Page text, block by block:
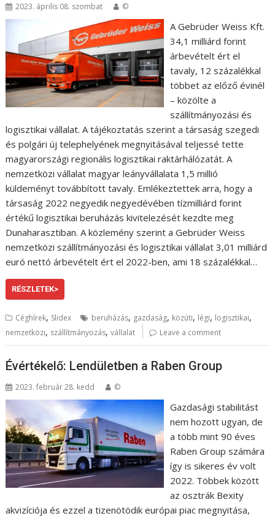
2023. április 08. szombat ©
A Gebrüder Weiss Kft.
34,1 milliárd forint
árbevételt ért el
tavaly, 12 százalékkal
többet az előző évinél
– közölte a
szállítmányozási és
logisztikai vállalat. A tájékoztatás szerint a társaság szegedi
és polgári új telephelyének megnyitásával teljessé tette
magyarországi regionális logisztikai raktárhálózatát. A
nemzetközi vállalat magyar leányvállalata 1,5 millió
küldeményt továbbított tavaly. Emlékeztettek arra, hogy a
társaság 2022 negyedik negyedévében tízmilliárd forint
értékű logisztikai beruházás kivitelezését kezdte meg
Dunaharasztiban. A közlemény szerint a Gebrüder Weiss
nemzetközi szállítmányozási és logisztikai vállalat 3,01 milliárd
euró nettó árbevételt ért el 2022-ben, ami 18 százalékkal…
RÉSZLETEK>
Céghírek, Slidex beruházás, gazdaság, közúti, légi, logisztikai,
nemzetközi, szállítmányozás,vállalat Leave a comment
Évértékelő: Lendületben a Raben Group
2023. február 28. kedd ©
Gazdasági stabilitást
nem hozott ugyan, de
a több mint 90 éves
Raben Group számára
így is sikeres év volt
2022. Többek között
az osztrák Bexity
akvizíciója és ezzel a tizenötödik európai piac megnyitása,